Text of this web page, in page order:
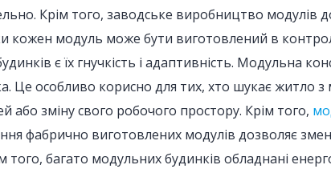
Крім того, заводське виробництво модулів
кожен модуль може бути виготовлений в
є їх гнучкість і адаптивність. Модульна
Це особливо корисно для тих, хто шукає житло
або зміну свого робочого простору. Крім того,
фабрично виготовлених модулів дозволяє
того, багато модульних будинків обладнані